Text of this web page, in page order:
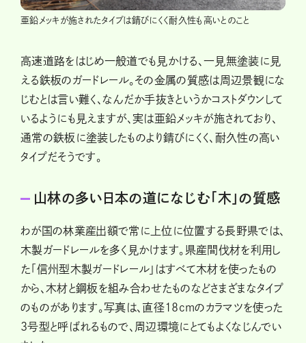
亜鉛メッキが施されたタイプは錆びにくく耐久性も高いとのこと
高速道路をはじめ一般道でも見かける、一見無塗装に見
える鉄板のガードレール。その金属の質感は周辺景観にな
じむとは言い難く、なんだか手抜きというかコストダウンして
いるようにも見えますが、実は亜鉛メッキが施されており、
通常の鉄板に塗装したものより錆びにくく、耐久性の高い
タイプだそうです。
山林の多い日本の道になじむ「木」の質感
わが国の林業産出額で常に上位に位置する長野県では、
木製ガードレールを多く見かけます。県産間伐材を利用し
た「信州型木製ガードレール」はすべて木材を使ったもの
から、木材と鋼板を組み合わせたものなどさまざまなタイプ
のものがあります。写真は、直径18cmのカラマツを使った
3号型と呼ばれるもので、周辺環境にとてもよくなじんでい